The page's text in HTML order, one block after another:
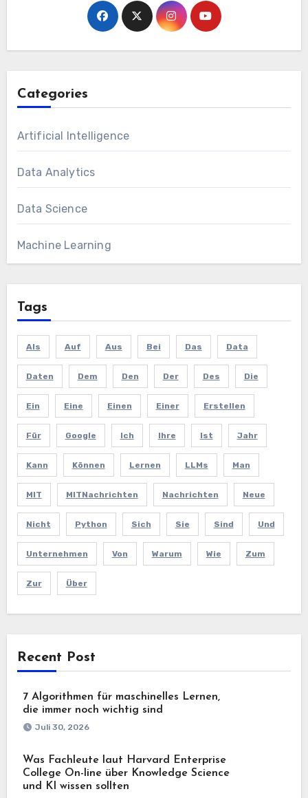
Categories
Artificial Intelligence
Data Analytics
Data Science
Machine Learning
Tags
Als Auf Aus Bei Das Data
Daten Dem Den Der Des Die
Ein Eine Einen Einer Erstellen
Für Google Ich Ihre Ist Jahr
Kann Können Lernen LLMs Man
MIT MITNachrichten Nachrichten Neue
Nicht Python Sich Sie Sind Und
Unternehmen Von Warum Wie Zum
Zur Über
Recent Post
7 Algorithmen für maschinelles Lernen,
die immer noch wichtig sind
Juli 30, 2026
Was Fachleute laut Harvard Enterprise
College On-line über Knowledge Science
und KI wissen sollten